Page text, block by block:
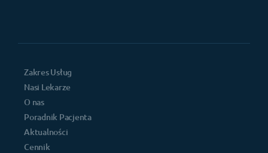
Zakres Usług
Nasi Lekarze
O nas
Poradnik Pacjenta
Aktualności
Cennik